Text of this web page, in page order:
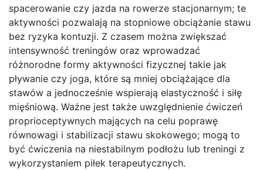
spacerowanie czy jazda na rowerze stacjonarnym; te
aktywności pozwalają na stopniowe obciążanie stawu
bez ryzyka kontuzji. Z czasem można zwiększać
intensywność treningów oraz wprowadzać
różnorodne formy aktywności fizycznej takie jak
pływanie czy joga, które są mniej obciążające dla
stawów a jednocześnie wspierają elastyczność i siłę
mięśniową. Ważne jest także uwzględnienie ćwiczeń
proprioceptywnych mających na celu poprawę
równowagi i stabilizacji stawu skokowego; mogą to
być ćwiczenia na niestabilnym podłożu lub treningi z
wykorzystaniem piłek terapeutycznych.